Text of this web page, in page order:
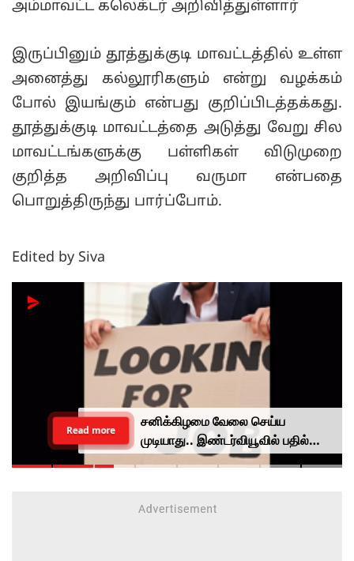
அம்மாவட்ட கலெக்டர் அறிவித்துள்ளார்
இருப்பினும் தூத்துக்குடி மாவட்டத்தில் உள்ள
அனைத்து கல்லூரிகளும் என்று வழக்கம்
போல் இயங்கும் என்பது குறிப்பிடத்தக்கது.
தூத்துக்குடி மாவட்டத்தை அடுத்து வேறு சில
மாவட்டங்களுக்கு பள்ளிகள் விடுமுறை
குறித்த அறிவிப்பு வருமா என்பதை
பொறுத்திருந்து பார்ப்போம்.
Edited by Siva
சனிக்கிழமை வேலை செய்ய
முடியாது.. இண்டர்வியூவில் பதில்
சொன்ன இளைஞருக்கு வேலை
Read more